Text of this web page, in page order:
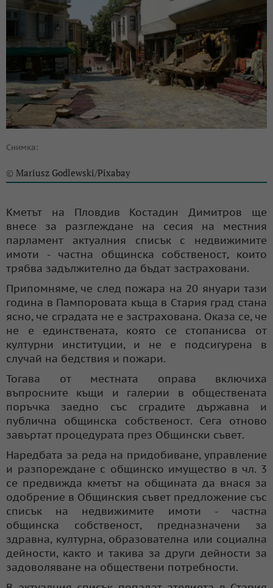
Снимка:
© Mariusz Godlewski/Pixabay
Кметът на Пловдив Костадин Димитров ще
внесе за разглеждане на сесия на местния
парламент актуалния списък с недвижимите
имоти - частна общинска собственост, които
трябва задължително да бъдат застраховани.
Припомняме, че след пожара на 20 януари тази
година в Пампоровата къща в Стария град стана
ясно, че сградата не е застрахована. Оказа се, че
не е единствената, която се стопанисва от
културни институции, и не е подсигурена в
случай на бедствия и пожари.
Тогава от местната оправа включиха
въпросните къщи и галерии в обществената
поръчка заедно със сградите държавна и
публична общинска собственост. Сега отново
завъртат процедурата през Общински съвет.
Наредбата за реда на придобиване, управление
и разпореждане с общинско имущество в чл. 3
се предвижда кметът на общината да внася за
одобрение в Общинския съвет предложение със
списък на недвижимите имоти - частна
общинска собственост, предназначени за
здравна, културна, образователна или социална
дейности, както и такива за други дейности за
задоволяване на обществени потребности.